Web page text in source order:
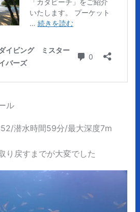
ル
潜水時間59分/最大深度7m
り戻すまでが大変でした